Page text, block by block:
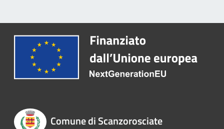
Comune di Scanzorosciate